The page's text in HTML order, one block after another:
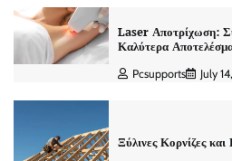
Laser Αποτρίχωση:
Καλύτερα
Pcsupports July
Ξύλινες Κορνίζες